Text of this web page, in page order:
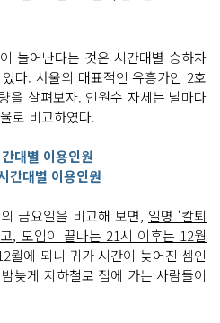
늘어난다는 것은 시간대별 승하차
다. 서울의 대표적인 유흥가인 2호
을 살펴보자. 인원수 자체는 날마다
로 비교하였다.
대별 이용인원
대별 이용인원
금요일을 비교해 보면, 일명 ‘칼퇴
, 모임이 끝나는 21시 이후는 12월
월에 되니 귀가 시간이 늦어진 셈인
늦게 지하철로 집에 가는 사람들이